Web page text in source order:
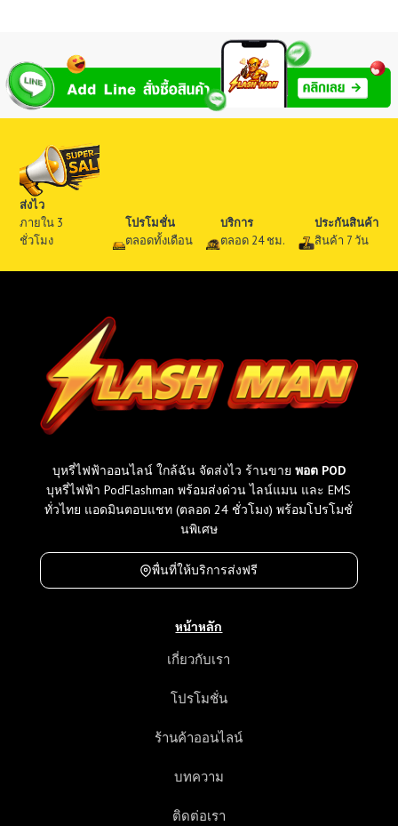
ส่งไว
ภายใน 3
ชั่วโมง
โปรโมชั่น
ตลอดทั้งเดือน
บริการ
ตลอด 24 ชม.
ประกันสินค้า
สินค้า 7 วัน
บุหรี่ไฟฟ้าออนไลน์ ใกล้ฉัน จัดส่งไว ร้านขาย พอต POD
บุหรี่ไฟฟ้า PodFlashman พร้อมส่งด่วน ไลน์แมน และ EMS
ทั่วไทย แอดมินตอบแชท (ตลอด 24 ชั่วโมง) พร้อมโปรโมชั่
นพิเศษ
พื่นที่ให้บริการส่งฟรี
หน้าหลัก
เกี่ยวกับเรา
โปรโมชั่น
ร้านค้าออนไลน์
บทความ
ติดต่อเรา